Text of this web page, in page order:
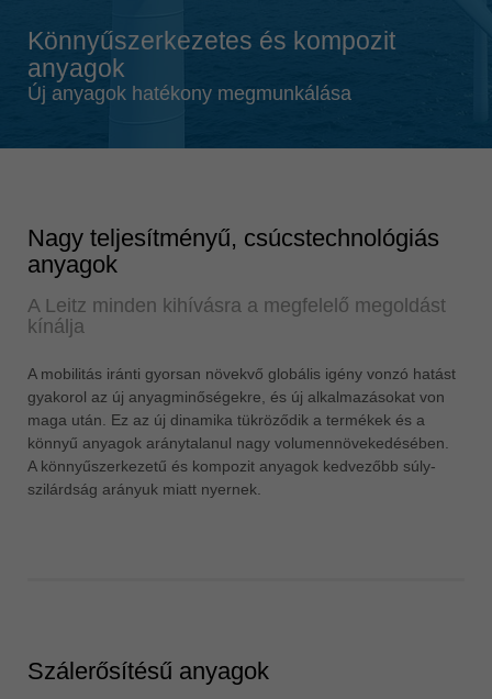
english
slovenski
Việt Nam
tiếng việt
中国
中文
Könnyűszerkezetes és kompozit
anyagok
Új anyagok hatékony megmunkálása
Nagy teljesítményű, csúcstechnológiás
anyagok
A Leitz minden kihívásra a megfelelő megoldást
kínálja
A mobilitás iránti gyorsan növekvő globális igény vonzó hatást
gyakorol az új anyagminőségekre, és új alkalmazásokat von
maga után. Ez az új dinamika tükröződik a termékek és a
könnyű anyagok aránytalanul nagy volumennövekedésében.
A könnyűszerkezetű és kompozit anyagok kedvezőbb súly-
szilárdság arányuk miatt nyernek.
Szálerősítésű anyagok